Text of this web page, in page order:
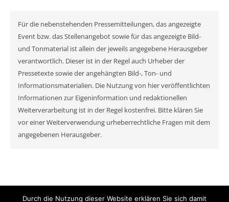
Für die nebenstehenden Pressemitteilungen, das angezeigte
Event bzw. das Stellenangebot sowie für das angezeigte Bild-
und Tonmaterial ist allein der jeweils angegebene Herausgeber
verantwortlich. Dieser ist in der Regel auch Urheber der
Pressetexte sowie der angehängten Bild-, Ton- und
Informationsmaterialien. Die Nutzung von hier veröffentlichten
Informationen zur Eigeninformation und redaktionellen
Weiterverarbeitung ist in der Regel kostenfrei. Bitte klären Sie
vor einer Weiterverwendung urheberrechtliche Fragen mit dem
angegebenen Herausgeber.
Durch die Nutzung dieser Website erklären Sie sich damit